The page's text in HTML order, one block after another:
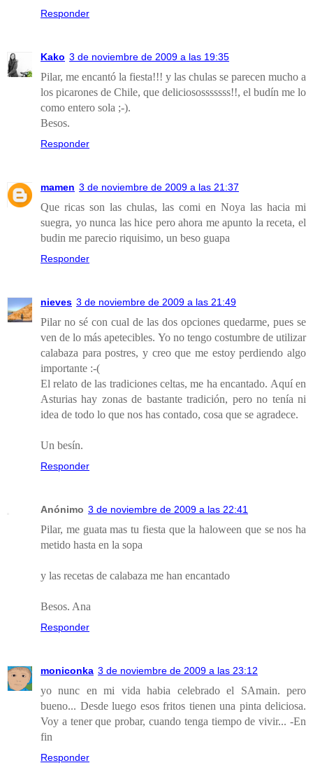
Responder
Kako 3 de noviembre de 2009 a las 19:35
Pilar, me encantó la fiesta!!! y las chulas se parecen mucho a
los picarones de Chile, que deliciososssssss!!, el budín me lo
como entero sola ;-).
Besos.
Responder
mamen 3 de noviembre de 2009 a las 21:37
Que ricas son las chulas, las comi en Noya las hacia mi
suegra, yo nunca las hice pero ahora me apunto la receta, el
budin me parecio riquisimo, un beso guapa
Responder
nieves 3 de noviembre de 2009 a las 21:49
Pilar no sé con cual de las dos opciones quedarme, pues se
ven de lo más apetecibles. Yo no tengo costumbre de utilizar
calabaza para postres, y creo que me estoy perdiendo algo
importante :-(
El relato de las tradiciones celtas, me ha encantado. Aquí en
Asturias hay zonas de bastante tradición, pero no tenía ni
idea de todo lo que nos has contado, cosa que se agradece.
Un besín.
Responder
Anónimo 3 de noviembre de 2009 a las 22:41
Pilar, me guata mas tu fiesta que la haloween que se nos ha
metido hasta en la sopa
y las recetas de calabaza me han encantado
Besos. Ana
Responder
moniconka 3 de noviembre de 2009 a las 23:12
yo nunc en mi vida habia celebrado el SAmain. pero
bueno... Desde luego esos fritos tienen una pinta deliciosa.
Voy a tener que probar, cuando tenga tiempo de vivir... -En
fin
Responder